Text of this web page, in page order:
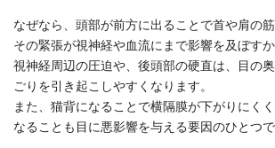
なぜなら、頭部が前方に出ることで首や肩の筋
その緊張が視神経や血流にまで影響を及ぼすか
視神経周辺の圧迫や、後頭部の硬直は、目の
ごりを引き起こしやすくなります。
また、猫背になることで横隔膜が下がりにく
なることも目に悪影響を与える要因のひとつで